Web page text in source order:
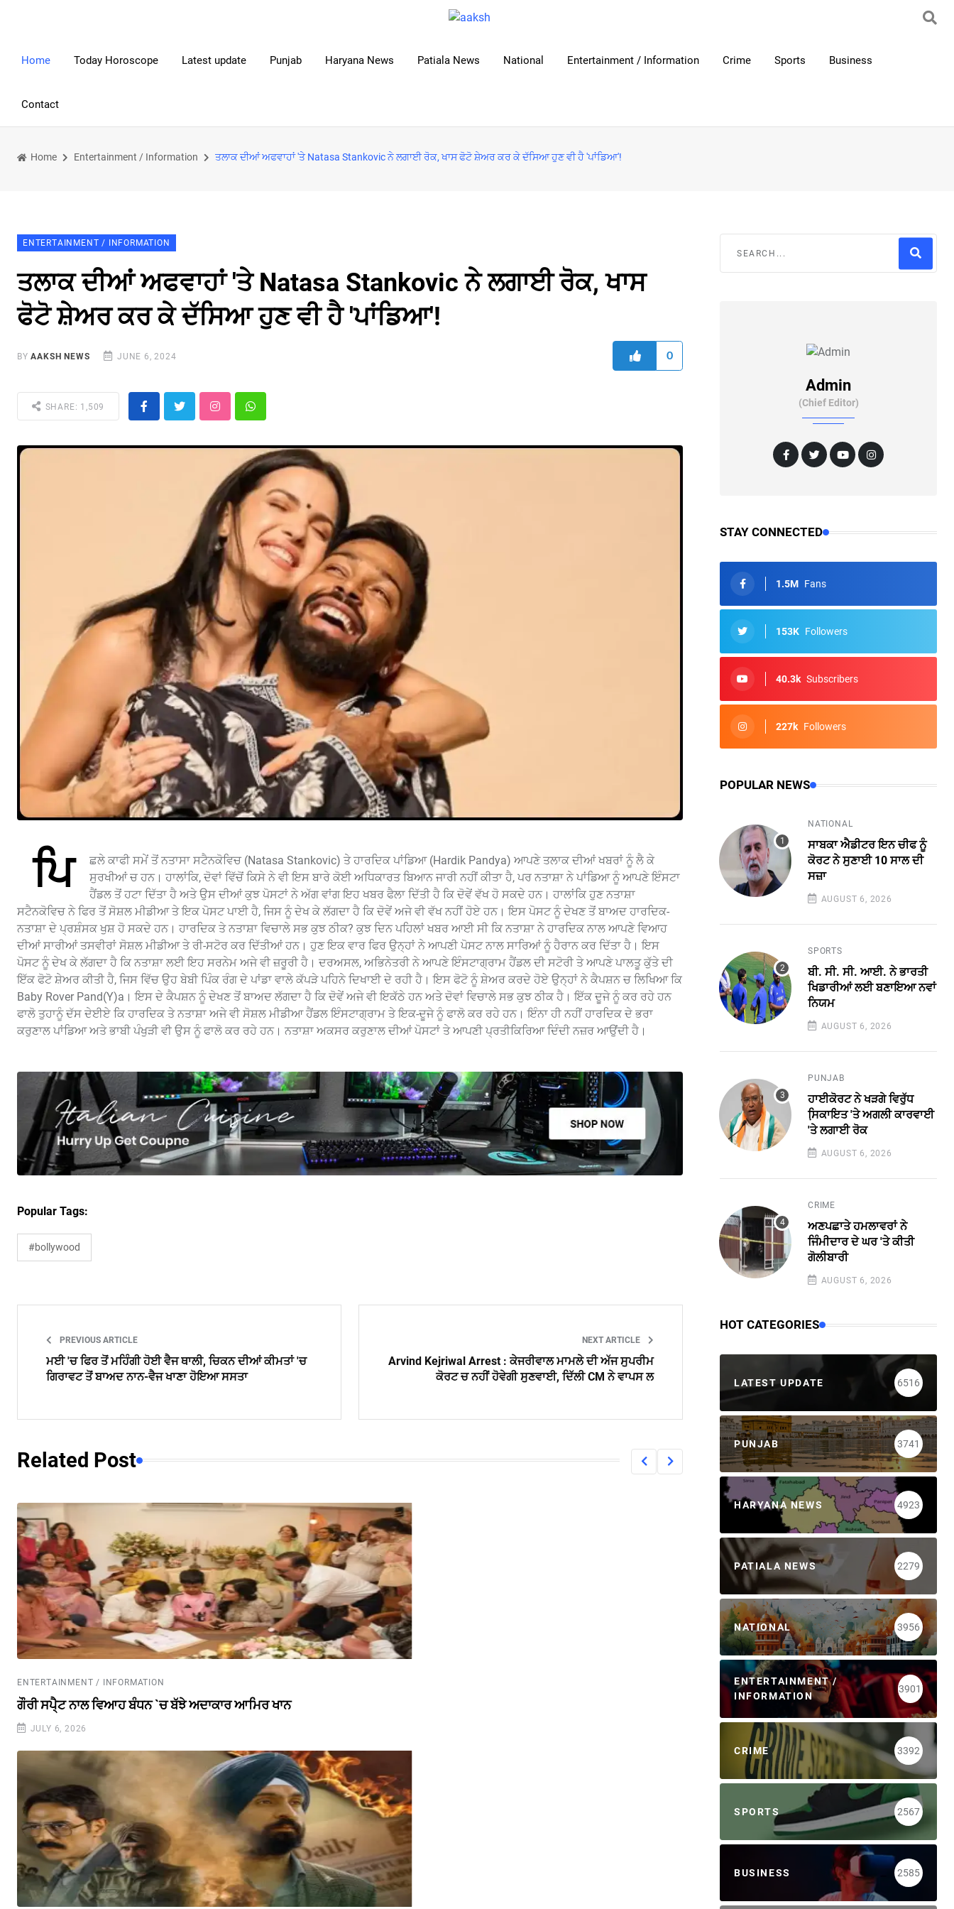
Home Today Horoscope Latest update Punjab Haryana News Patiala News National Entertainment / Information Crime Sports Business
Contact
Home Entertainment / Information ਤਲਾਕ ਦੀਆਂ ਅਫਵਾਹਾਂ 'ਤੇ Natasa Stankovic ਨੇ ਲਗਾਈ ਰੋਕ, ਖਾਸ ਫੋਟੋ ਸ਼ੇਅਰ ਕਰ ਕੇ ਦੱਸਿਆ ਹੁਣ ਵੀ ਹੈ 'ਪਾਂਡਿਆ'!
ENTERTAINMENT / INFORMATION
ਤਲਾਕ ਦੀਆਂ ਅਫਵਾਹਾਂ 'ਤੇ Natasa Stankovic ਨੇ ਲਗਾਈ ਰੋਕ, ਖਾਸ
ਫੋਟੋ ਸ਼ੇਅਰ ਕਰ ਕੇ ਦੱਸਿਆ ਹੁਣ ਵੀ ਹੈ 'ਪਾਂਡਿਆ'!
BYAAKSH NEWS JUNE 6, 2024 0
SHARE: 1,509
ਪਿ
ਛਲੇ ਕਾਫੀ ਸਮੇਂ ਤੋਂ ਨਤਾਸਾ ਸਟੈਨਕੋਵਿਚ (Natasa Stankovic) ਤੇ ਹਾਰਦਿਕ ਪਾਂਡਿਆ (Hardik Pandya) ਆਪਣੇ ਤਲਾਕ ਦੀਆਂ ਖਬਰਾਂ ਨੂੰ ਲੈ ਕੇ
ਸੁਰਖੀਆਂ ਚ ਹਨ। ਹਾਲਾਂਕਿ, ਦੋਵਾਂ ਵਿੱਚੋਂ ਕਿਸੇ ਨੇ ਵੀ ਇਸ ਬਾਰੇ ਕੋਈ ਅਧਿਕਾਰਤ ਬਿਆਨ ਜਾਰੀ ਨਹੀਂ ਕੀਤਾ ਹੈ, ਪਰ ਨਤਾਸ਼ਾ ਨੇ ਪਾਂਡਿਆ ਨੂੰ ਆਪਣੇ ਇੰਸਟਾ
ਹੈਂਡਲ ਤੋਂ ਹਟਾ ਦਿੱਤਾ ਹੈ ਅਤੇ ਉਸ ਦੀਆਂ ਕੁਝ ਪੋਸਟਾਂ ਨੇ ਅੱਗ ਵਾਂਗ ਇਹ ਖਬਰ ਫੈਲਾ ਦਿੱਤੀ ਹੈ ਕਿ ਦੋਵੇਂ ਵੱਖ ਹੋ ਸਕਦੇ ਹਨ। ਹਾਲਾਂਕਿ ਹੁਣ ਨਤਾਸ਼ਾ
ਸਟੈਨਕੋਵਿਚ ਨੇ ਫਿਰ ਤੋਂ ਸੋਸ਼ਲ ਮੀਡੀਆ ਤੇ ਇਕ ਪੋਸਟ ਪਾਈ ਹੈ, ਜਿਸ ਨੂੰ ਦੇਖ ਕੇ ਲੱਗਦਾ ਹੈ ਕਿ ਦੋਵੇਂ ਅਜੇ ਵੀ ਵੱਖ ਨਹੀਂ ਹੋਏ ਹਨ। ਇਸ ਪੋਸਟ ਨੂੰ ਦੇਖਣ ਤੋਂ ਬਾਅਦ ਹਾਰਦਿਕ-
ਨਤਾਸ਼ਾ ਦੇ ਪ੍ਰਸ਼ੰਸਕ ਖੁਸ਼ ਹੋ ਸਕਦੇ ਹਨ। ਹਾਰਦਿਕ ਤੇ ਨਤਾਸ਼ਾ ਵਿਚਾਲੇ ਸਭ ਕੁਝ ਠੀਕ? ਕੁਝ ਦਿਨ ਪਹਿਲਾਂ ਖਬਰ ਆਈ ਸੀ ਕਿ ਨਤਾਸ਼ਾ ਨੇ ਹਾਰਦਿਕ ਨਾਲ ਆਪਣੇ ਵਿਆਹ
ਦੀਆਂ ਸਾਰੀਆਂ ਤਸਵੀਰਾਂ ਸੋਸ਼ਲ ਮੀਡੀਆ ਤੇ ਰੀ-ਸਟੋਰ ਕਰ ਦਿੱਤੀਆਂ ਹਨ। ਹੁਣ ਇਕ ਵਾਰ ਫਿਰ ਉਨ੍ਹਾਂ ਨੇ ਆਪਣੀ ਪੋਸਟ ਨਾਲ ਸਾਰਿਆਂ ਨੂੰ ਹੈਰਾਨ ਕਰ ਦਿੱਤਾ ਹੈ। ਇਸ
ਪੋਸਟ ਨੂੰ ਦੇਖ ਕੇ ਲੱਗਦਾ ਹੈ ਕਿ ਨਤਾਸ਼ਾ ਲਈ ਇਹ ਸਰਨੇਮ ਅਜੇ ਵੀ ਜ਼ਰੂਰੀ ਹੈ। ਦਰਅਸਲ, ਅਭਿਨੇਤਰੀ ਨੇ ਆਪਣੇ ਇੰਸਟਾਗ੍ਰਾਮ ਹੈਂਡਲ ਦੀ ਸਟੋਰੀ ਤੇ ਆਪਣੇ ਪਾਲਤੂ ਕੁੱਤੇ ਦੀ
ਇੱਕ ਫੋਟੋ ਸ਼ੇਅਰ ਕੀਤੀ ਹੈ, ਜਿਸ ਵਿੱਚ ਉਹ ਬੇਬੀ ਪਿੰਕ ਰੰਗ ਦੇ ਪਾਂਡਾ ਵਾਲੇ ਕੱਪੜੇ ਪਹਿਨੇ ਦਿਖਾਈ ਦੇ ਰਹੀ ਹੈ। ਇਸ ਫੋਟੋ ਨੂੰ ਸ਼ੇਅਰ ਕਰਦੇ ਹੋਏ ਉਨ੍ਹਾਂ ਨੇ ਕੈਪਸ਼ਨ ਚ ਲਿਖਿਆ ਕਿ
Baby Rover Pand(Y)a। ਇਸ ਦੇ ਕੈਪਸ਼ਨ ਨੂੰ ਦੇਖਣ ਤੋਂ ਬਾਅਦ ਲੱਗਦਾ ਹੈ ਕਿ ਦੋਵੇਂ ਅਜੇ ਵੀ ਇਕੱਠੇ ਹਨ ਅਤੇ ਦੋਵਾਂ ਵਿਚਾਲੇ ਸਭ ਕੁਝ ਠੀਕ ਹੈ। ਇੱਕ ਦੂਜੇ ਨੂੰ ਕਰ ਰਹੇ ਹਨ
ਫਾਲੋ ਤੁਹਾਨੂੰ ਦੱਸ ਦੇਈਏ ਕਿ ਹਾਰਦਿਕ ਤੇ ਨਤਾਸ਼ਾ ਅਜੇ ਵੀ ਸੋਸ਼ਲ ਮੀਡੀਆ ਹੈਂਡਲ ਇੰਸਟਾਗ੍ਰਾਮ ਤੇ ਇਕ-ਦੂਜੇ ਨੂੰ ਫਾਲੋ ਕਰ ਰਹੇ ਹਨ। ਇੰਨਾ ਹੀ ਨਹੀਂ ਹਾਰਦਿਕ ਦੇ ਭਰਾ
ਕਰੁਣਾਲ ਪਾਂਡਿਆ ਅਤੇ ਭਾਬੀ ਪੰਖੁੜੀ ਵੀ ਉਸ ਨੂੰ ਫਾਲੋ ਕਰ ਰਹੇ ਹਨ। ਨਤਾਸ਼ਾ ਅਕਸਰ ਕਰੁਣਾਲ ਦੀਆਂ ਪੋਸਟਾਂ ਤੇ ਆਪਣੀ ਪ੍ਰਤੀਕਿਰਿਆ ਦਿੰਦੀ ਨਜ਼ਰ ਆਉਂਦੀ ਹੈ।
Popular Tags:
#bollywood
PREVIOUS ARTICLE
ਮਈ 'ਚ ਫਿਰ ਤੋਂ ਮਹਿੰਗੀ ਹੋਈ ਵੈਜ ਥਾਲੀ, ਚਿਕਨ ਦੀਆਂ ਕੀਮਤਾਂ 'ਚ
ਗਿਰਾਵਟ ਤੋਂ ਬਾਅਦ ਨਾਨ-ਵੈਜ ਖਾਣਾ ਹੋਇਆ ਸਸਤਾ
NEXT ARTICLE
Arvind Kejriwal Arrest : ਕੇਜਰੀਵਾਲ ਮਾਮਲੇ ਦੀ ਅੱਜ ਸੁਪਰੀਮ
ਕੋਰਟ ਚ ਨਹੀਂ ਹੋਵੇਗੀ ਸੁਣਵਾਈ, ਦਿੱਲੀ CM ਨੇ ਵਾਪਸ ਲ
Related Post
ENTERTAINMENT / INFORMATION
ਗੌਰੀ ਸਪੈ੍ਟ ਨਾਲ ਵਿਆਹ ਬੰਧਨ `ਚ ਬੱਝੇ ਅਦਾਕਾਰ ਆਮਿਰ ਖਾਨ
JULY 6, 2026
Admin
(Chief Editor)
STAY CONNECTED
1.5M Fans
153K Followers
40.3k Subscribers
227k Followers
POPULAR NEWS
NATIONAL
ਸਾਬਕਾ ਐਡੀਟਰ ਇਨ ਚੀਫ ਨੂੰ
ਕੋਰਟ ਨੇ ਸੁਣਾਈ 10 ਸਾਲ ਦੀ
ਸਜ਼ਾ
AUGUST 6, 2026
SPORTS
ਬੀ. ਸੀ. ਸੀ. ਆਈ. ਨੇ ਭਾਰਤੀ
ਖਿਡਾਰੀਆਂ ਲਈ ਬਣਾਇਆ ਨਵਾਂ
ਨਿਯਮ
AUGUST 6, 2026
PUNJAB
ਹਾਈਕੋਰਟ ਨੇ ਖੜਗੇ ਵਿਰੁੱਧ
ਸਿ਼ਕਾਇਤ 'ਤੇ ਅਗਲੀ ਕਾਰਵਾਈ
'ਤੇ ਲਗਾਈ ਰੋਕ
AUGUST 6, 2026
CRIME
ਅਣਪਛਾਤੇ ਹਮਲਾਵਰਾਂ ਨੇ
ਜਿੰਮੀਦਾਰ ਦੇ ਘਰ 'ਤੇ ਕੀਤੀ
ਗੋਲੀਬਾਰੀ
AUGUST 6, 2026
HOT CATEGORIES
LATEST UPDATE 6516
PUNJAB 3741
HARYANA NEWS 4923
PATIALA NEWS 2279
NATIONAL 3956
ENTERTAINMENT /
INFORMATION
3901
CRIME 3392
SPORTS 2567
BUSINESS 2585